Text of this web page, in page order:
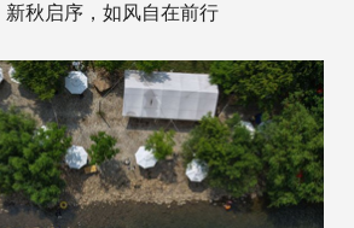
新秋启序，如风自在前行